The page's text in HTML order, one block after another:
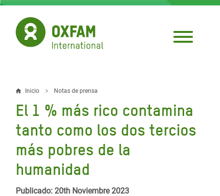
Pasar
contenido
principal
Sobrescribir
enlaces
de
ayuda
a
la
Inicio Notas de prensa
El 1 % más rico contamina
tanto como los dos tercios
más pobres de la
humanidad
Publicado: 20th Noviembre 2023